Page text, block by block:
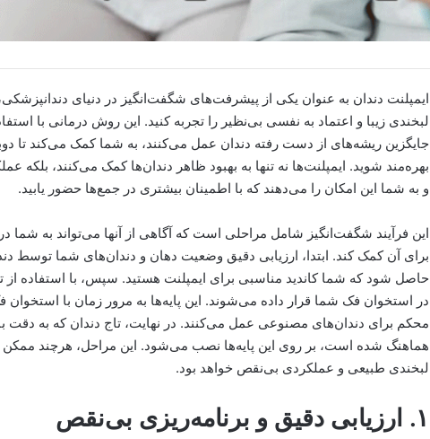
ایمپلنت دندان به عنوان یکی از پیشرفت‌های شگفت‌انگیز در دنیای
لبخندی زیبا و اعتماد به نفسی بی‌نظیر را تجربه کنید. این روش درمانی با
جایگزین ریشه‌های از دست رفته دندان عمل می‌کنند، به شما کمک می‌کند تا
بهره‌مند شوید. ایمپلنت‌ها نه تنها به بهبود ظاهر دندان‌ها کمک می‌کنند، بلکه
و به شما این امکان را می‌دهند که با اطمینان بیشتری در جمع‌ها حضور یابید.
این فرآیند شگفت‌انگیز شامل مراحلی است که آگاهی از آنها می‌تواند به شما
برای آن کمک کند. ابتدا، ارزیابی دقیق وضعیت دهان و دندان‌های شما توسط
حاصل شود که شما کاندید مناسبی برای ایمپلنت هستید. سپس، با استفاده از
در استخوان فک شما قرار داده می‌شوند. این پایه‌ها به مرور زمان با
محکم برای دندان‌های مصنوعی عمل می‌کنند. در نهایت، تاج دندان که به
هماهنگ شده است، بر روی این پایه‌ها نصب می‌شود. این مراحل، هرچند ممکن
لبخندی طبیعی و عملکردی بی‌نقص خواهد بود.
۱. ارزیابی دقیق و برنامه‌ریزی بی‌نقص